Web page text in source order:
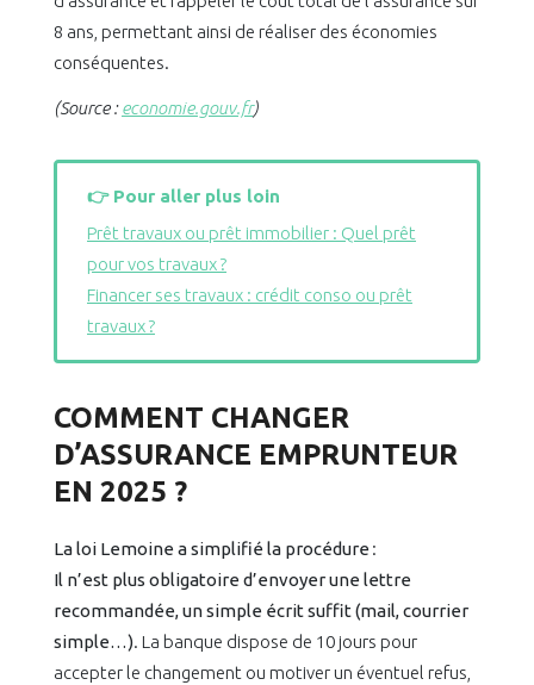
8 ans, permettant ainsi de réaliser des économies
conséquentes.
(Source :economie.gouv.fr)
👉 Pour aller plus loin
Prêt travaux ou prêt immobilier : Quel prêt
pour vos travaux ?
Financer ses travaux : crédit conso ou prêt
travaux ?
COMMENT CHANGER
D’ASSURANCE EMPRUNTEUR
EN 2025 ?
La loi Lemoine a simplifié la procédure :
Il n’est plus obligatoire d’envoyer une lettre
recommandée, un simple écrit suffit (mail, courrier
simple…). La banque dispose de 10 jours pour
accepter le changement ou motiver un éventuel refus,